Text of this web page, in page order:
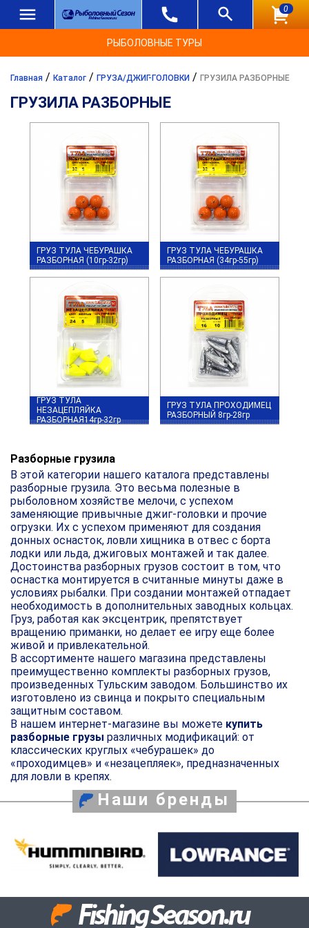
0
РЫБОЛОВНЫЕ ТУРЫ
Главная / Каталог / ГРУЗА/ДЖИГ-ГОЛОВКИ / ГРУЗИЛА РАЗБОРНЫЕ
ГРУЗИЛА РАЗБОРНЫЕ
ГРУЗ ТУЛА ЧЕБУРАШКА
РАЗБОРНАЯ (10гр-32гр)
ГРУЗ ТУЛА ЧЕБУРАШКА
РАЗБОРНАЯ (34гр-55гр)
ГРУЗ ТУЛА
НЕЗАЦЕПЛЯЙКА
РАЗБОРНАЯ14гр-32гр
ГРУЗ ТУЛА ПРОХОДИМЕЦ
РАЗБОРНЫЙ 8гр-28гр
Разборные грузила
В этой категории нашего каталога представлены
разборные грузила. Это весьма полезные в
рыболовном хозяйстве мелочи, с успехом
заменяющие привычные джиг-головки и прочие
огрузки. Их с успехом применяют для создания
донных оснасток, ловли хищника в отвес с борта
лодки или льда, джиговых монтажей и так далее.
Достоинства разборных грузов состоит в том, что
оснастка монтируется в считанные минуты даже в
условиях рыбалки. При создании монтажей отпадает
необходимость в дополнительных заводных кольцах.
Груз, работая как эксцентрик, препятствует
вращению приманки, но делает ее игру еще более
живой и привлекательной.
В ассортименте нашего магазина представлены
преимущественно комплекты разборных грузов,
произведенных Тульским заводом. Большинство их
изготовлено из свинца и покрыто специальным
защитным составом.
В нашем интернет-магазине вы можете купить
разборные грузы различных модификаций: от
классических круглых «чебурашек» до
«проходимцев» и «незацепляек», предназначенных
для ловли в крепях.
Наши бренды